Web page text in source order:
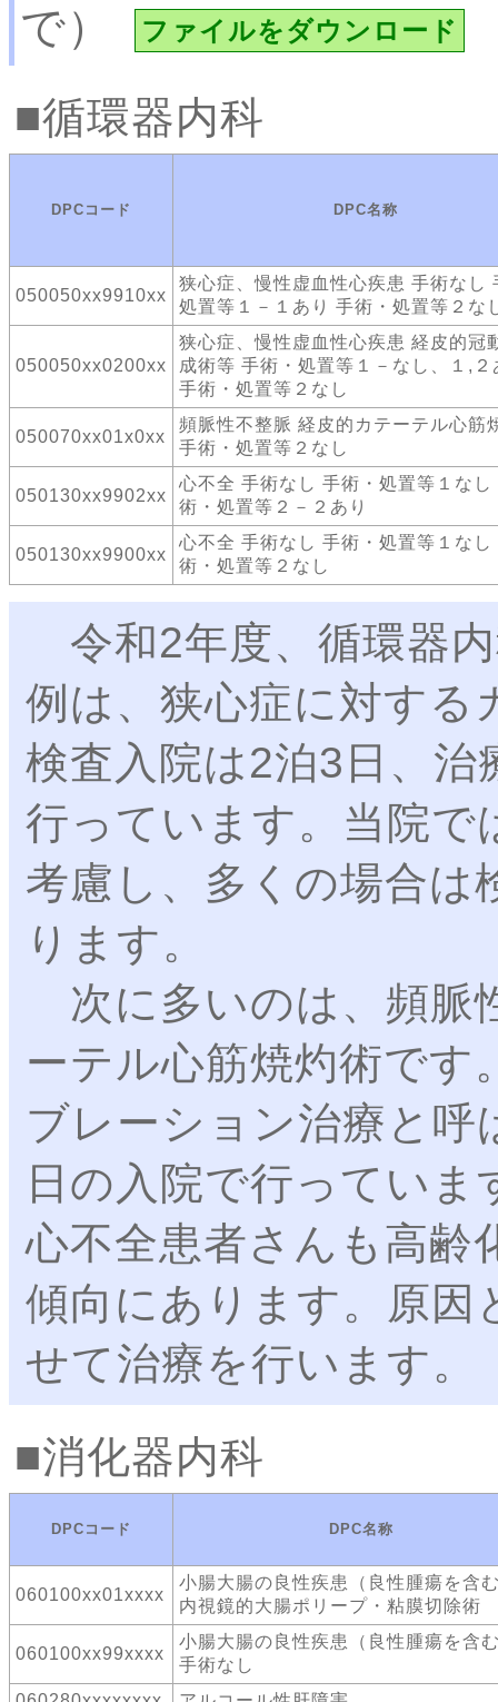
で）
ファイルをダウンロード
循環器内科
DPCコード DPC名称
050050xx9910xx
狭心症、慢性虚血性心疾患 手術なし
処置等１－１あり 手術・処置等２な
050050xx0200xx
狭心症、慢性虚血性心疾患 経皮的冠
成術等 手術・処置等１－なし、１,２
手術・処置等２なし
050070xx01x0xx
頻脈性不整脈 経皮的カテーテル心筋
手術・処置等２なし
050130xx9902xx
心不全 手術なし 手術・処置等１なし
術・処置等２－２あり
050130xx9900xx
心不全 手術なし 手術・処置等１なし
術・処置等２なし
令和2年度、循環器
例は、狭心症に対する
検査入院は2泊3日、
行っています。当院で
考慮し、多くの場合は
ります。
次に多いのは、頻脈
ーテル心筋焼灼術です
ブレーション治療と
日の入院で行っていま
心不全患者さんも高齢
傾向にあります。原因
せて治療を行います。
消化器内科
DPCコード DPC名称
060100xx01xxxx
小腸大腸の良性疾患（良性腫瘍を含
内視鏡的大腸ポリープ・粘膜切除術
060100xx99xxxx
小腸大腸の良性疾患（良性腫瘍を含
手術なし